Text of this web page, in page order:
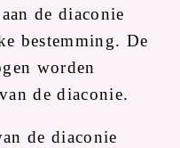
de diaconie
bestemming. De
worden
de diaconie.
de diaconie